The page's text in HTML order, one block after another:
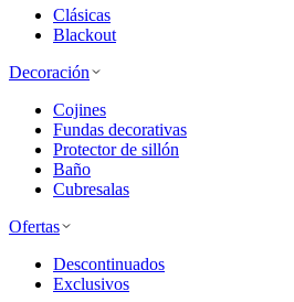
Clásicas
Blackout
Decoración
Cojines
Fundas decorativas
Protector de sillón
Baño
Cubresalas
Ofertas
Descontinuados
Exclusivos